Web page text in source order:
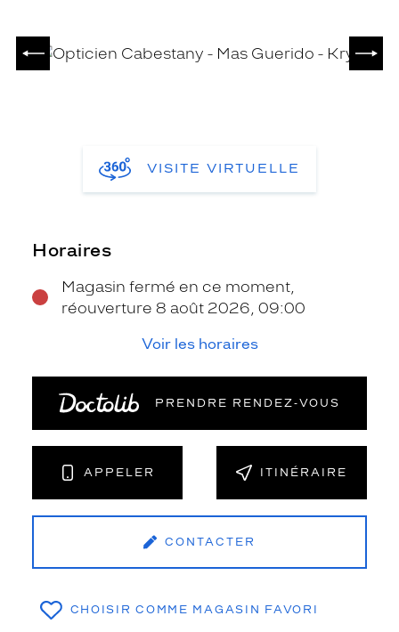
PRÉCÉDENT
VISITE VIRTUELLE
Horaires
Magasin fermé en ce moment,
réouverture 8 août 2026, 09:00
Voir les horaires
PRENDRE RENDEZ‑VOUS
APPELER ITINÉRAIRE
CONTACTER
CHOISIR COMME MAGASIN FAVORI